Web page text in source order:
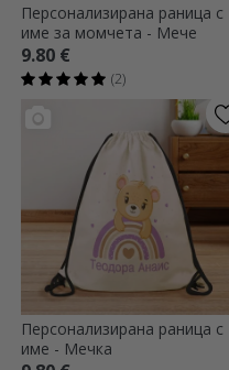
Персонализирана раница с
име за момчета - Мече
9.80 €
(2)
Персонализирана раница с
име - Мечка